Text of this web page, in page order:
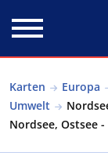
Karten Europa
Umwelt
Nordsee, Ostsee